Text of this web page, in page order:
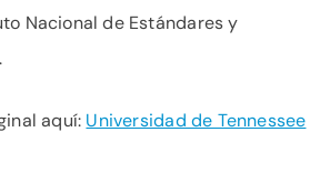
Nacional de Estándares y
aquí: Universidad de Tennessee